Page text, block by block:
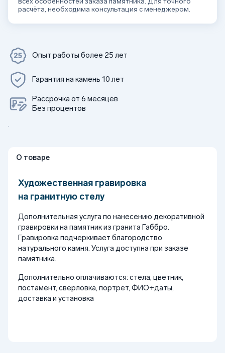
расчёта, необходима консультация с менеджером.
Опыт работы более 25 лет
Гарантия на камень 10 лет
Рассрочка от 6 месяцев
Без процентов
О товаре
Художественная гравировка
на гранитную стелу
Дополнительная услуга по нанесению декоративной
гравировки на памятник из гранита Габбро.
Гравировка подчеркивает благородство
натурального камня. Услуга доступна при заказе
памятника.
Дополнительно оплачиваются: стела, цветник,
постамент, сверловка, портрет, ФИО+даты,
доставка и установка